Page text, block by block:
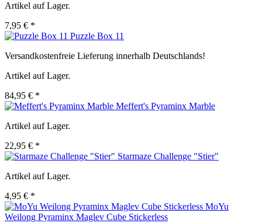
Artikel auf Lager.
7,95 € *
Puzzle Box 11
Versandkostenfreie Lieferung innerhalb Deutschlands!
Artikel auf Lager.
84,95 € *
Meffert's Pyraminx Marble
Artikel auf Lager.
22,95 € *
Starmaze Challenge "Stier"
Artikel auf Lager.
4,95 € *
MoYu
Weilong Pyraminx Maglev Cube Stickerless